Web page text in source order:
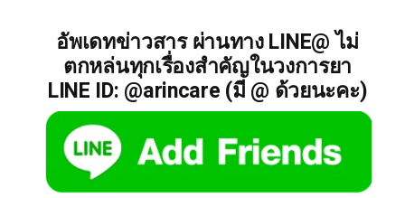
อัพเดทข่าวสาร ผ่านทาง LINE@ ไม่
ตกหล่นทุกเรื่องสำคัญในวงการยา
LINE ID: @arincare (มี @ ด้วยนะคะ)